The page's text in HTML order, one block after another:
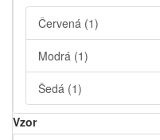
Červená (1)
Modrá (1)
Šedá (1)
Vzor